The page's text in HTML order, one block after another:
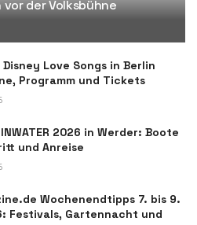
der Volksbühne
Love Songs in Berlin
Programm und Tickets
INWATER 2026 in Werder: Boote
und Anreise
Wochenendtipps 7. bis 9.
Festivals, Gartennacht und